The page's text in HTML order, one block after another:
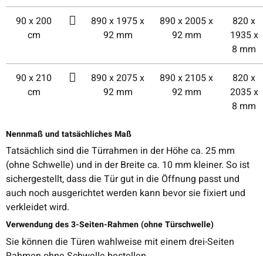
90 x 200
cm
890 x 1975 x
92 mm
890 x 2005 x
92 mm
820 x
1935 x
8 mm
90 x 210
cm
890 x 2075 x
92 mm
890 x 2105 x
92 mm
820 x
2035 x
8 mm
Nennmaß und tatsächliches Maß
Tatsächlich sind die Türrahmen in der Höhe ca. 25 mm
(ohne Schwelle) und in der Breite ca. 10 mm kleiner. So ist
sichergestellt, dass die Tür gut in die Öffnung passt und
auch noch ausgerichtet werden kann bevor sie fixiert und
verkleidet wird.
Verwendung des 3-Seiten-Rahmen (ohne Türschwelle)
Sie können die Türen wahlweise mit einem drei-Seiten